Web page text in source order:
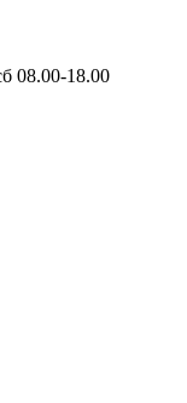
08.00-18.00